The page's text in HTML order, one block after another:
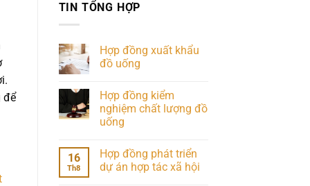
để
TIN TỔNG HỢP
Hợp đồng xuất khẩu
đồ uống
Hợp đồng kiểm
nghiệm chất lượng đồ
uống
16
Th8
Hợp đồng phát triển
dự án hợp tác xã hội